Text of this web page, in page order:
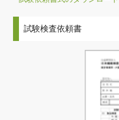
試験検査依頼書